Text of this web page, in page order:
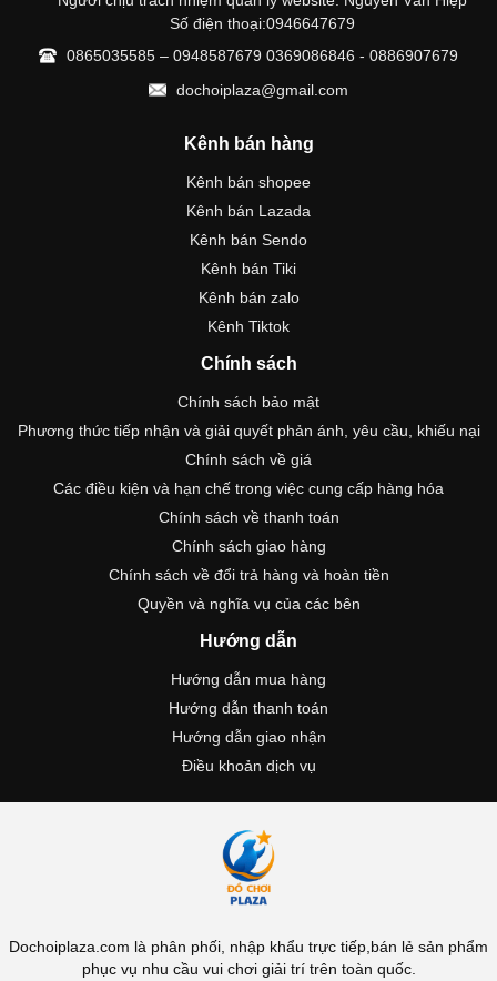
Số điện thoại:0946647679
0865035585 – 0948587679 0369086846 - 0886907679
dochoiplaza@gmail.com
Kênh bán hàng
Kênh bán shopee
Kênh bán Lazada
Kênh bán Sendo
Kênh bán Tiki
Kênh bán zalo
Kênh Tiktok
Chính sách
Chính sách bảo mật
Phương thức tiếp nhận và giải quyết phản ánh, yêu cầu, khiếu nại
Chính sách về giá
Các điều kiện và hạn chế trong việc cung cấp hàng hóa
Chính sách về thanh toán
Chính sách giao hàng
Chính sách về đổi trả hàng và hoàn tiền
Quyền và nghĩa vụ của các bên
Hướng dẫn
Hướng dẫn mua hàng
Hướng dẫn thanh toán
Hướng dẫn giao nhận
Điều khoản dịch vụ
Dochoiplaza.com là phân phối, nhập khẩu trực tiếp,bán lẻ sản phẩm
phục vụ nhu cầu vui chơi giải trí trên toàn quốc.